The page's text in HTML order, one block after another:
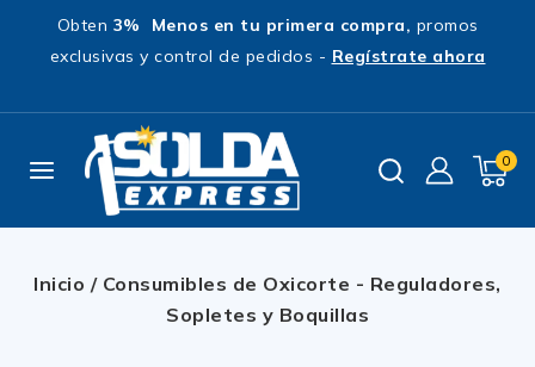
Obten 3% Menos en tu primera compra, promos
exclusivas y control de pedidos - Regístrate ahora
0
Inicio / Consumibles de Oxicorte - Reguladores,
Sopletes y Boquillas